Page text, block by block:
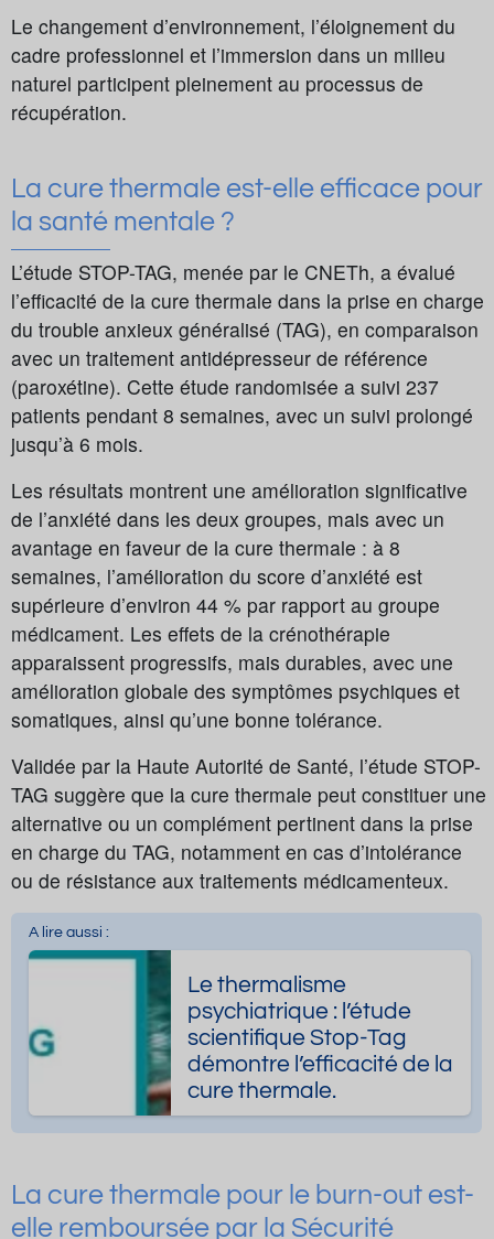
Le changement d’environnement, l’éloignement du
cadre professionnel et l’immersion dans un milieu
naturel participent pleinement au processus de
récupération.
La cure thermale est-elle efficace pour
la santé mentale ?
L’étude STOP-TAG, menée par le CNETh, a évalué
l’efficacité de la cure thermale dans la prise en charge
du trouble anxieux généralisé (TAG), en comparaison
avec un traitement antidépresseur de référence
(paroxétine). Cette étude randomisée a suivi 237
patients pendant 8 semaines, avec un suivi prolongé
jusqu’à 6 mois.
Les résultats montrent une amélioration significative
de l’anxiété dans les deux groupes, mais avec un
avantage en faveur de la cure thermale : à 8
semaines, l’amélioration du score d’anxiété est
supérieure d’environ 44 % par rapport au groupe
médicament. Les effets de la crénothérapie
apparaissent progressifs, mais durables, avec une
amélioration globale des symptômes psychiques et
somatiques, ainsi qu’une bonne tolérance.
Validée par la Haute Autorité de Santé, l’étude STOP-
TAG suggère que la cure thermale peut constituer une
alternative ou un complément pertinent dans la prise
en charge du TAG, notamment en cas d’intolérance
ou de résistance aux traitements médicamenteux.
A lire aussi :
Le thermalisme
psychiatrique : l’étude
scientifique Stop-Tag
démontre l’efficacité de la
cure thermale.
La cure thermale pour le burn-out est-
elle remboursée par la Sécurité